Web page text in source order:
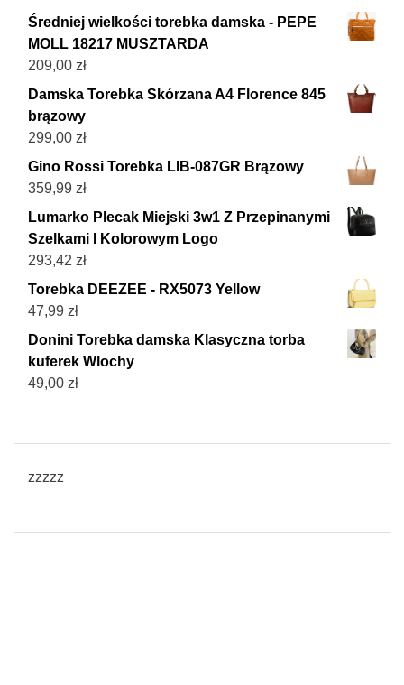
Średniej wielkości torebka damska - PEPE
MOLL 18217 MUSZTARDA
209,00 zł
Damska Torebka Skórzana A4 Florence 845
brązowy
299,00 zł
Gino Rossi Torebka LIB-087GR Brązowy
359,99 zł
Lumarko Plecak Miejski 3w1 Z Przepinanymi
Szelkami I Kolorowym Logo
293,42 zł
Torebka DEEZEE - RX5073 Yellow
47,99 zł
Donini Torebka damska Klasyczna torba
kuferek Wlochy
49,00 zł
zzzzz